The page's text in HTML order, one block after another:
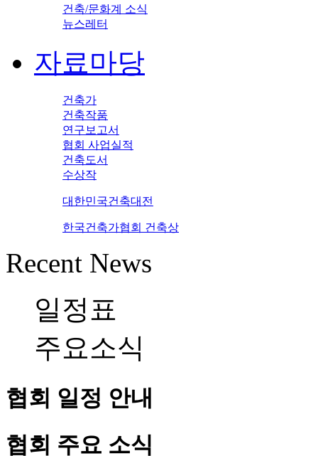
건축/문화계 소식
뉴스레터
자료마당
건축가
건축작품
연구보고서
협회 사업실적
건축도서
수상작
대한민국건축대전
한국건축가협회 건축상
Recent News
일정표
주요소식
협회 일정 안내
협회 주요 소식